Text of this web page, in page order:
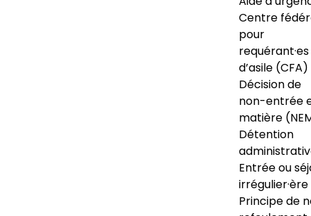
Centre
pour
requérant·es
d’asile (CFA)
Décision de
non-entrée
matière
Détention
Entrée ou
irrégulier·ère
Principe de